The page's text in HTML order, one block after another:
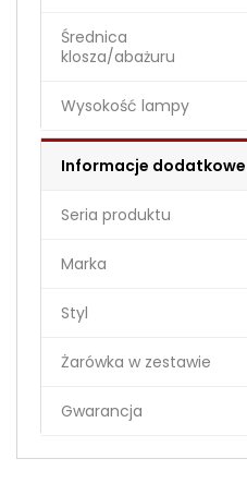
Średnica
klosza/abażuru
Wysokość lampy
Informacje dodatkowe
Seria produktu
Marka
Styl
Żarówka w zestawie
Gwarancja